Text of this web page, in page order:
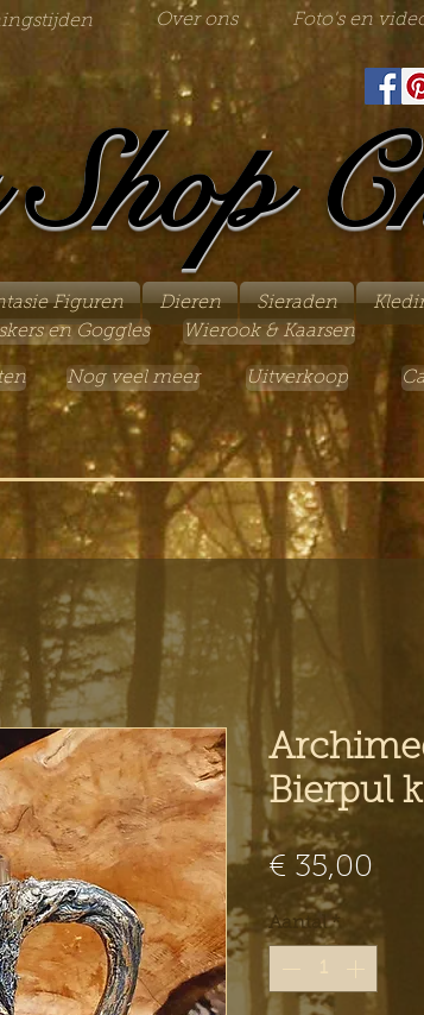
Over ons Foto's en
Figuren Dieren Sieraden
en Goggles Wierook & Kaarsen
Nog veel meer Uitverkoop
Bierpul
€ 35,00
Aantal *